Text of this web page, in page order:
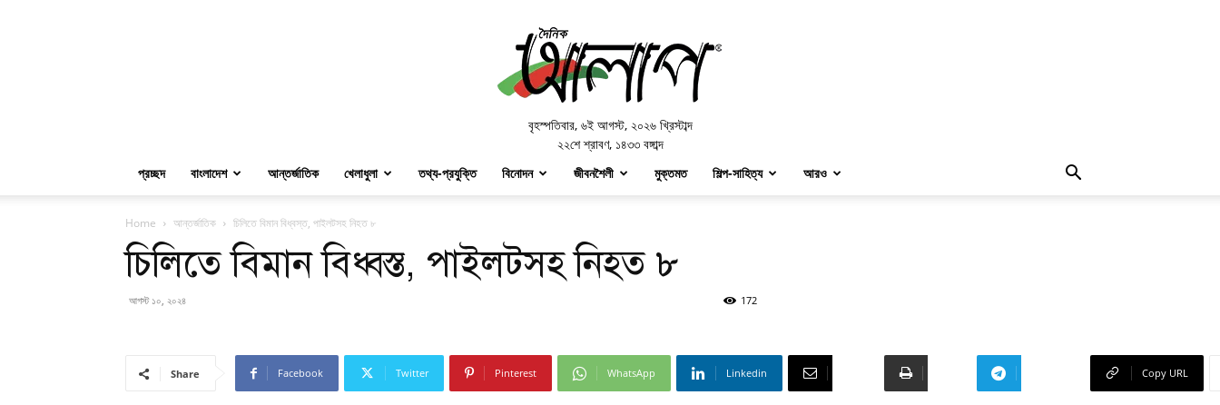
Alap
বৃহস্পতিবার, ৬ই আগস্ট, ২০২৬ খ্রিস্টাব্দ
২২শে শ্রাবণ, ১৪৩৩ বঙ্গাব্দ
প্রচ্ছদ
বাংলাদেশ আন্তর্জাতিক খেলাধুলা তথ্য-প্রযুক্তি বিনোদন জীবনশৈলী মুক্তমত শিল্প-সাহিত্য আরও
Home আন্তর্জাতিক চিলিতে বিমান বিধ্বস্ত, পাইলটসহ নিহত ৮
চিলিতে বিমান বিধ্বস্ত, পাইলটসহ নিহত ৮
আগস্ট ১০, ২০২৪ 172
Share Facebook Twitter Pinterest WhatsApp Linkedin Copy URL